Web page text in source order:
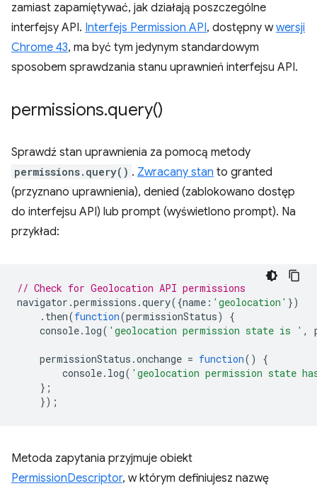
zamiast zapamiętywać, jak działają poszczególne
interfejsy API. Interfejs Permission API, dostępny wwersji
Chrome 43, ma być tym jedynym standardowym
sposobem sprawdzania stanu uprawnień interfejsu API.
permissions.query()
Sprawdź stan uprawnienia za pomocą metody
permissions.query() . Zwracany stan to granted
(przyznano uprawnienia), denied (zablokowano dostęp
do interfejsu API) lub prompt (wyświetlono prompt). Na
przykład:
// Check for Geolocation API permissions
navigator .permissions .query({name : 'geolocation' })
. then(function(permissionStatus)
{
console. log( 'geolocation permission state is ' ,
permissionStatus .onchange = function()
{
console. log( 'geolocation permission state
};
});
Metoda zapytania przyjmuje obiekt
PermissionDescriptor, w którym definiujesz nazwę